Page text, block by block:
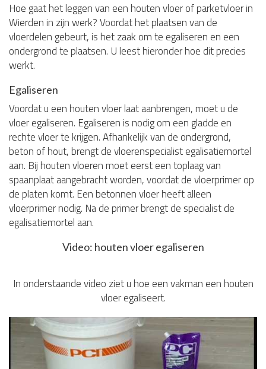
Hoe gaat het leggen van een houten vloer of parketvloer in
Wierden in zijn werk? Voordat het plaatsen van de
vloerdelen gebeurt, is het zaak om te egaliseren en een
ondergrond te plaatsen. U leest hieronder hoe dit precies
werkt.
Egaliseren
Voordat u een houten vloer laat aanbrengen, moet u de
vloer egaliseren. Egaliseren is nodig om een gladde en
rechte vloer te krijgen. Afhankelijk van de ondergrond,
beton of hout, brengt de vloerenspecialist egalisatiemortel
aan. Bij houten vloeren moet eerst een toplaag van
spaanplaat aangebracht worden, voordat de vloerprimer op
de platen komt. Een betonnen vloer heeft alleen
vloerprimer nodig. Na de primer brengt de specialist de
egalisatiemortel aan.
Video: houten vloer egaliseren
In onderstaande video ziet u hoe een vakman een houten
vloer egaliseert.